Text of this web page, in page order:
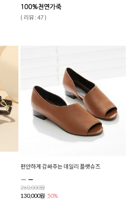
( 리뷰 : 47 )
편안하게 감싸주는 데일리 플랫슈즈
260,000원
130,000원 50%